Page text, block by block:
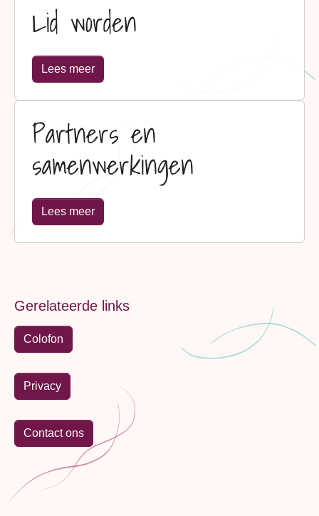
Lid worden
Lees meer
Partners en
samenwerkingen
Lees meer
Gerelateerde links
Colofon
Privacy
Contact ons